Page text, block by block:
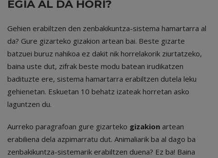
EGIA AL DA HORI?
Gehien erabiltzen den zenbakikuntza-sistema hamartarra al
da? Gure gizarteko gizakion artean bai. Beste gizarte
batzuei buruz nahikoa ez dakit nik horrelakorik ziurtatzeko,
baina uste dut, zifrak beste modu batean irudikatzen
badituzte ere, sistema hamartarra erabiltzen dutela leku
gehienetan. Eskuetan 10 behatz izateak horretan asko
laguntzen du.
Aurreko paragrafoan gure gizarteko gizakion artean
erabiliena dela azpimarratu dut. Animaliarik ba al dago ba
zenbakikuntza-sistemarik erabiltzen duena? Ez ba! Baina